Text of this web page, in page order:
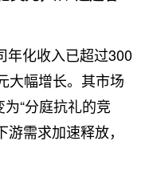
年化收入已超过300
大幅增长。其市场
“分庭抗礼的竞
需求加速释放，